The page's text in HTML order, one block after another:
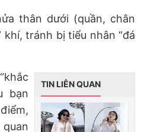
thân dưới (quần, chân
khí, tránh bị tiểu nhân “đá
TIN LIÊN QUAN
bạn